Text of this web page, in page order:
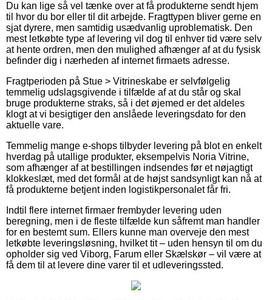
Du kan lige så vel tænke over at få produkterne sendt hjem
til hvor du bor eller til dit arbejde. Fragttypen bliver gerne en
sjat dyrere, men samtidig usædvanlig uproblematisk. Den
mest letkøbte type af levering vil dog til enhver tid være selv
at hente ordren, men den mulighed afhænger af at du fysisk
befinder dig i nærheden af internet firmaets adresse.
Fragtperioden på Stue > Vitrineskabe er selvfølgelig
temmelig udslagsgivende i tilfælde af at du står og skal
bruge produkterne straks, så i det øjemed er det aldeles
klogt at vi besigtiger den anslåede leveringsdato for den
aktuelle vare.
Temmelig mange e-shops tilbyder levering på blot en enkelt
hverdag på utallige produkter, eksempelvis Noria Vitrine,
som afhænger af at bestillingen indsendes før et nøjagtigt
klokkeslæt, med det formål at de højst sandsynligt kan nå at
få produkterne betjent inden logistikpersonalet får fri.
Indtil flere internet firmaer frembyder levering uden
beregning, men i de fleste tilfælde kun såfremt man handler
for en bestemt sum. Ellers kunne man overveje den mest
letkøbte leveringsløsning, hvilket tit – uden hensyn til om du
opholder sig ved Viborg, Farum eller Skælskør – vil være at
få dem til at levere dine varer til et udleveringssted.